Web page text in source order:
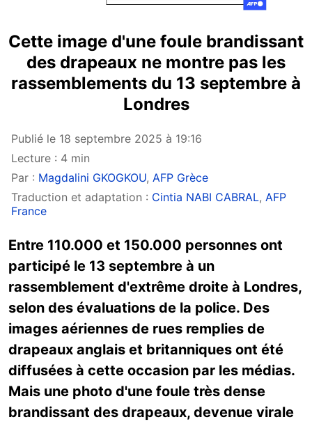
Cette image d'une foule brandissant
des drapeaux ne montre pas les
rassemblements du 13 septembre à
Londres
Publié le 18 septembre 2025 à 19:16
Lecture : 4 min
Par : Magdalini GKOGKOU, AFP Grèce
Traduction et adaptation : Cintia NABI CABRAL, AFP
France
Entre 110.000 et 150.000 personnes ont
participé le 13 septembre à un
rassemblement d'extrême droite à Londres,
selon des évaluations de la police. Des
images aériennes de rues remplies de
drapeaux anglais et britanniques ont été
diffusées à cette occasion par les médias.
Mais une photo d'une foule très dense
brandissant des drapeaux, devenue virale